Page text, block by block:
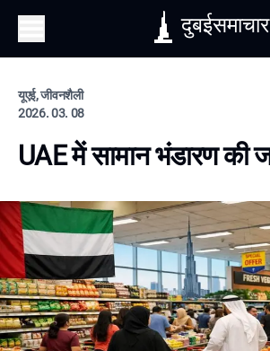
दुबईसमाचार
यूएई, जीवनशैली
2026. 03. 08
UAE में सामान भंडारण की